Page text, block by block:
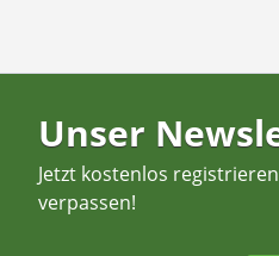
Unser
Jetzt kostenlos
verpassen!